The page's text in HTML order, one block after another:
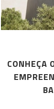
CONHEÇA